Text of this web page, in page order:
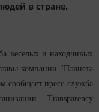
в стране.
веселых и находчивых
компании "Планета
сообщает пресс-служба
Transparency